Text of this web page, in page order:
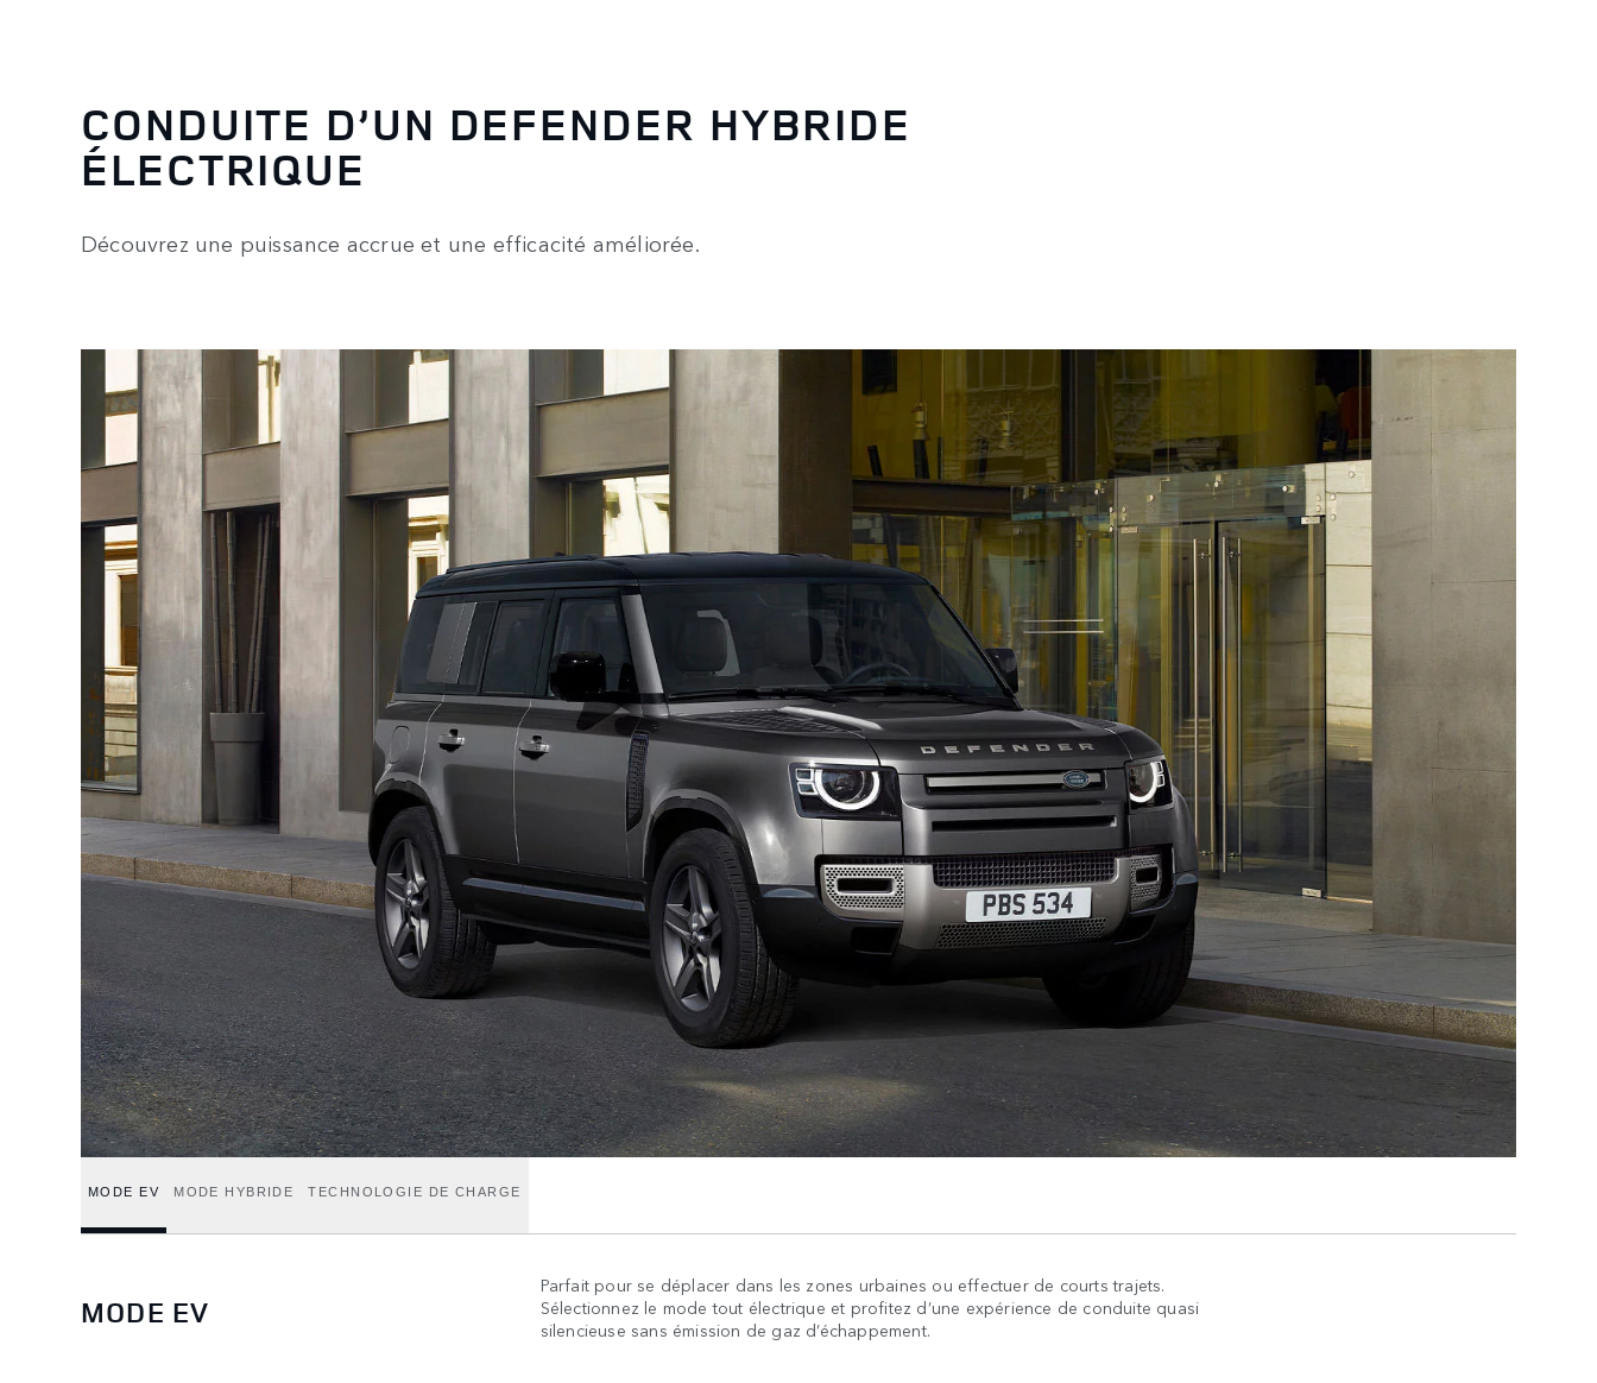
CONDUITE D’UN DEFENDER HYBRIDE
ÉLECTRIQUE
Découvrez une puissance accrue et une efficacité améliorée.
MODE EV MODE HYBRIDE TECHNOLOGIE DE CHARGE
MODE EV
Parfait pour se déplacer dans les zones urbaines ou effectuer de courts trajets.
Sélectionnez le mode tout électrique et profitez d’une expérience de conduite quasi
silencieuse sans émission de gaz d’échappement.